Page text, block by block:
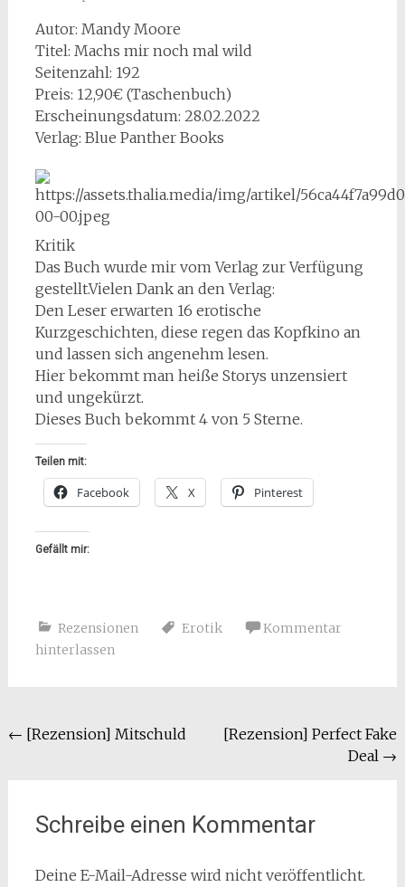
Autor: Mandy Moore
Titel: Machs mir noch mal wild
Seitenzahl: 192
Preis: 12,90€ (Taschenbuch)
Erscheinungsdatum: 28.02.2022
Verlag: Blue Panther Books
Kritik
Das Buch wurde mir vom Verlag zur Verfügung
gestellt.Vielen Dank an den Verlag:
Den Leser erwarten 16 erotische
Kurzgeschichten, diese regen das Kopfkino an
und lassen sich angenehm lesen.
Hier bekommt man heiße Storys unzensiert
und ungekürzt.
Dieses Buch bekommt 4 von 5 Sterne.
Teilen mit:
Facebook X Pinterest
Gefällt mir:
Rezensionen Erotik
Kommentar
hinterlassen
Beitragsnavigation
← [Rezension] Mitschuld
[Rezension] Perfect Fake
Deal →
Schreibe einen Kommentar
Deine E-Mail-Adresse wird nicht veröffentlicht.